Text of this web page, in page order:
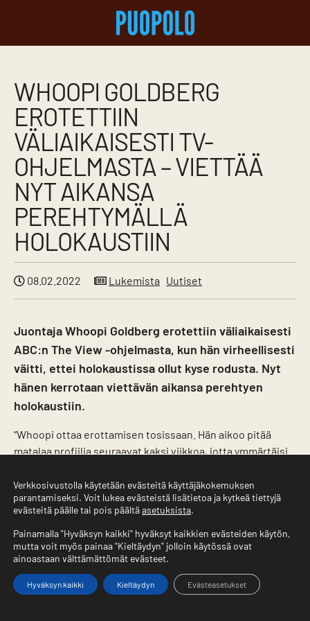
WHOOPI GOLDBERG
EROTETTIIN
VÄLIAIKAISESTI TV-
OHJELMASTA – VIETTÄÄ
NYT AIKANSA
PEREHTYMÄLLÄ
HOLOKAUSTIIN
08.02.2022 Lukemista Uutiset
Juontaja Whoopi Goldberg erotettiin väliaikaisesti
ABC:n The View -ohjelmasta, kun hän virheellisesti
väitti, ettei holokaustissa ollut kyse rodusta. Nyt
hänen kerrotaan viettävän aikansa perehtyen
holokaustiin.
“Whoopi ottaa erottamisen tosissaan. Hän aikoo pitää
matalaa profiilia seuraavat kaksi viikkoa, jotta ymmärtäisi
“Hän käyttää seuraavat kaksi viikkoa perehtyäkseen
paremmin holokaustiin ja sen aikana tapahtuneisiin
kauheuksiin.”
Whoopi Goldberg erotetaan kahdeksi viikoksi. Goldberg
oli väittänyt eräässä ohjelman jaksossa, ettei
holokaustissa ollut kyse rodusta.
Verkkosivustolla käytetään evästeitä käyttäjäkokemuksen
parantamiseksi. Voit lukea evästeistä lisätietoa ja kytkeä tiettyjä
evästeitä päälle tai pois päältäasetuksista.
Painamalla "Hyväksyn kaikki" hyväksyt kaikkien evästeiden käytön,
mutta voit myös painaa "Kieltäydyn" jolloin käytössä ovat
ainoastaan välttämättömät evästeet.
Hyväksyn kaikki Kieltäydyn Evästeasetukset